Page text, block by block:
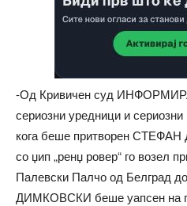
-Од Кривичен суд
сериозни уредници и
кога беше притворен
со џип „ренџ ровер“ го возел
Палевски Палчо од Белград
ДИМКОВСКИ беше уапсен на